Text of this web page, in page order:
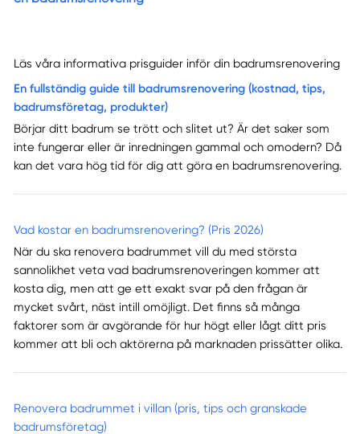
Läs våra informativa prisguider inför din badrumsrenovering
En fullständig guide till badrumsrenovering (kostnad, tips,
badrumsföretag, produkter)
Börjar ditt badrum se trött och slitet ut? Är det saker som
inte fungerar eller är inredningen gammal och omodern? Då
kan det vara hög tid för dig att göra en badrumsrenovering.
Vad kostar en badrumsrenovering? (Pris 2026)
När du ska renovera badrummet vill du med största
sannolikhet veta vad badrumsrenoveringen kommer att
kosta dig, men att ge ett exakt svar på den frågan är
mycket svårt, näst intill omöjligt. Det finns så många
faktorer som är avgörande för hur högt eller lågt ditt pris
kommer att bli och aktörerna på marknaden prissätter olika.
Renovera badrummet i villan (pris, tips och granskade
badrumsföretag)